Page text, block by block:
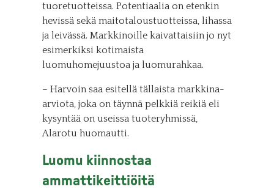
tuoretuotteissa. Potentiaalia on etenkin
hevissä sekä maitotaloustuotteissa, lihassa
ja leivässä. Markkinoille kaivattaisiin jo nyt
esimerkiksi kotimaista
luomuhomejuustoa ja luomurahkaa.
– Harvoin saa esitellä tällaista markkina-
arviota, joka on täynnä pelkkiä reikiä eli
kysyntää on useissa tuoteryhmissä,
Alarotu huomautti.
Luomu kiinnostaa
ammattikeittiöitä